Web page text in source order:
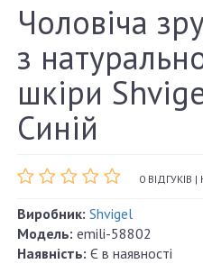
Чоловіча
з
шкіри
Синій
0 ВІДГУКІВ |
Виробник: Shvigel
Модель: emili-58802
Наявність: Є в наявності